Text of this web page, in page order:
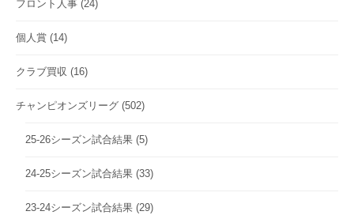
フロント人事 (24)
個人賞 (14)
クラブ買収 (16)
チャンピオンズリーグ (502)
25-26シーズン試合結果 (5)
24-25シーズン試合結果 (33)
23-24シーズン試合結果 (29)